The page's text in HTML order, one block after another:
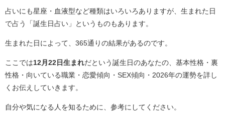
占いにも星座・血液型など種類はいろいろありますが、生まれた日
で占う「誕生日占い」というものもあります。
生まれた日によって、365通りの結果があるのです。
ここでは12月22日生まれだという誕生日のあなたの、基本性格・裏
性格・向いている職業・恋愛傾向・SEX傾向・2026年の運勢を詳し
くお伝えしていきます。
自分や気になる人を知るために、参考にしてください。